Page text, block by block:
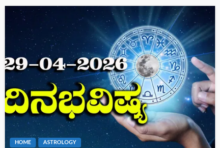
HOME ASTROLOGY